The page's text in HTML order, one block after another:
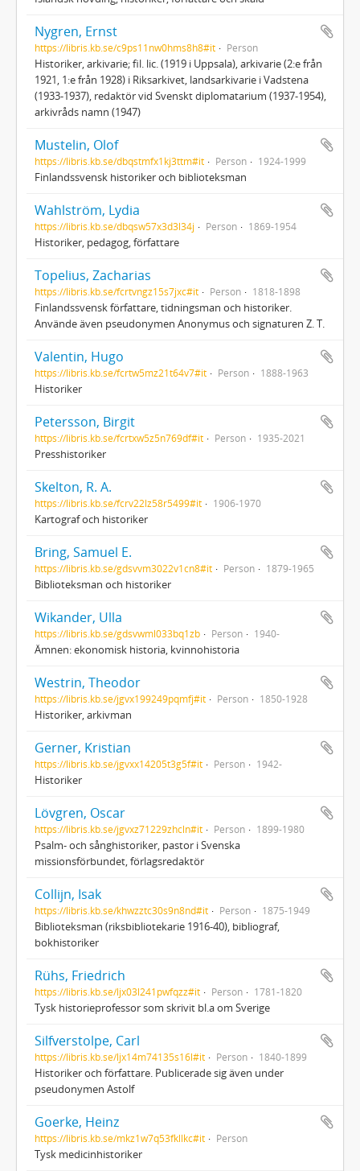
Nygren, Ernst
https://libris.kb.se/c9ps11nw0hms8h8#it Person
Historiker, arkivarie; fil. lic. (1919 i Uppsala), arkivarie (2:e från
1921, 1:e från 1928) i Riksarkivet, landsarkivarie i Vadstena
(1933-1937), redaktör vid Svenskt diplomatarium (1937-1954),
arkivråds namn (1947)
Mustelin, Olof
https://libris.kb.se/dbqstmfx1kj3ttm#it Person 1924-1999
Finlandssvensk historiker och biblioteksman
Wahlström, Lydia
https://libris.kb.se/dbqsw57x3d3l34j Person 1869-1954
Historiker, pedagog, författare
Topelius, Zacharias
https://libris.kb.se/fcrtvngz15s7jxc#it Person 1818-1898
Finlandssvensk författare, tidningsman och historiker.
Använde även pseudonymen Anonymus och signaturen Z. T.
Valentin, Hugo
https://libris.kb.se/fcrtw5mz21t64v7#it Person 1888-1963
Historiker
Petersson, Birgit
https://libris.kb.se/fcrtxw5z5n769df#it Person 1935-2021
Presshistoriker
Skelton, R. A.
https://libris.kb.se/fcrv22lz58r5499#it 1906-1970
Kartograf och historiker
Bring, Samuel E.
https://libris.kb.se/gdsvvm3022v1cn8#it Person 1879-1965
Biblioteksman och historiker
Wikander, Ulla
https://libris.kb.se/gdsvwml033bq1zb Person 1940-
Ämnen: ekonomisk historia, kvinnohistoria
Westrin, Theodor
https://libris.kb.se/jgvx199249pqmfj#it Person 1850-1928
Historiker, arkivman
Gerner, Kristian
https://libris.kb.se/jgvxx14205t3g5f#it Person 1942-
Historiker
Lövgren, Oscar
https://libris.kb.se/jgvxz71229zhcln#it Person 1899-1980
Psalm- och sånghistoriker, pastor i Svenska
missionsförbundet, förlagsredaktör
Collijn, Isak
https://libris.kb.se/khwzztc30s9n8nd#it Person 1875-1949
Biblioteksman (riksbibliotekarie 1916-40), bibliograf,
bokhistoriker
Rühs, Friedrich
https://libris.kb.se/ljx03l241pwfqzz#it Person 1781-1820
Tysk historieprofessor som skrivit bl.a om Sverige
Silfverstolpe, Carl
https://libris.kb.se/ljx14m74135s16l#it Person 1840-1899
Historiker och författare. Publicerade sig även under
pseudonymen Astolf
Goerke, Heinz
https://libris.kb.se/mkz1w7q53fkllkc#it Person
Tysk medicinhistoriker